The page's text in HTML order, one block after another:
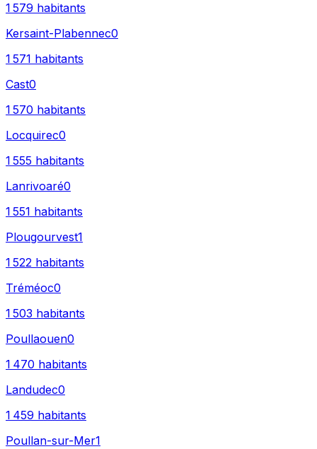
1 579 habitants
Kersaint-Plabennec0
1 571 habitants
Cast0
1 570 habitants
Locquirec0
1 555 habitants
Lanrivoaré0
1 551 habitants
Plougourvest1
1 522 habitants
Tréméoc0
1 503 habitants
Poullaouen0
1 470 habitants
Landudec0
1 459 habitants
Poullan-sur-Mer1